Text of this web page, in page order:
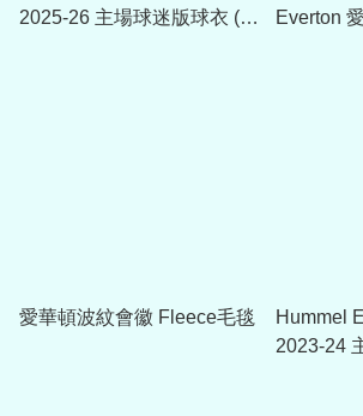
2025-26 主場球迷版球衣 (可
Everton
愛華頓波紋會徽 Fleece毛毯
Hummel
2023-24